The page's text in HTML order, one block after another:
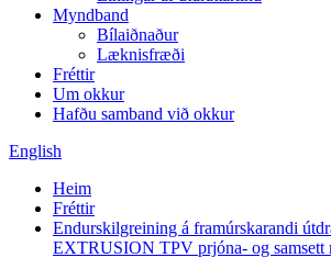
Myndband
Bílaiðnaður
Læknisfræði
Fréttir
Um okkur
Hafðu samband við okkur
English
Heim
Fréttir
Endurskilgreining á framúrskarandi
EXTRUSION TPV prjóna- og samsett